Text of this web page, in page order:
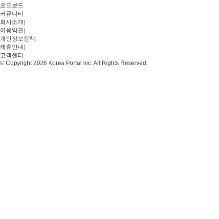
오픈보드
커뮤니티
회사소개
이용약관
개인정보정책
제휴안내
고객센터
© Copyright 2026 Korea Portal Inc. All Rights Reserved.